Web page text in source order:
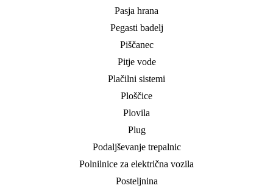
Pasja hrana
Pegasti badelj
Piščanec
Pitje vode
Plačilni sistemi
Ploščice
Plovila
Plug
Podaljševanje trepalnic
Polnilnice za električna vozila
Posteljnina